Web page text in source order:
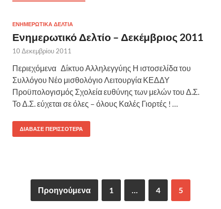
ΕΝΗΜΕΡΩΤΙΚΑ ΔΕΛΤΙΑ
Ενημερωτικό Δελτίο – Δεκέμβριος 2011
10 Δεκεμβρίου 2011
Περιεχόμενα Δίκτυο Αλληλεγγύης Η ιστοσελίδα του
Συλλόγου Νέο μισθολόγιο Λειτουργία ΚΕΔΔΥ
Προϋπολογισμός Σχολεία ευθύνης των μελών του Δ.Σ.
Το Δ.Σ. εύχεται σε όλες – όλους Καλές Γιορτές ! …
ΔΙΆΒΑΣΕ ΠΕΡΙΣΣΌΤΕΡΑ
Προηγούμενα 1 4 5